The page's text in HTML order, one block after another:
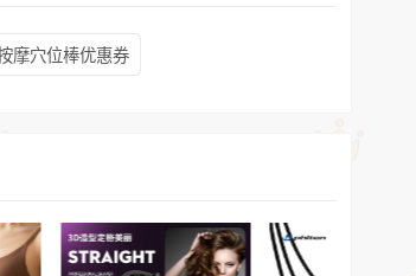
摩穴位棒优惠券